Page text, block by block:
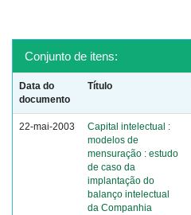
Conjunto de itens:
Data do
documento
Título
22-mai-2003
Capital intelectual :
modelos de
mensuração : estudo
de caso da
implantação do
balanço intelectual
da Companhia